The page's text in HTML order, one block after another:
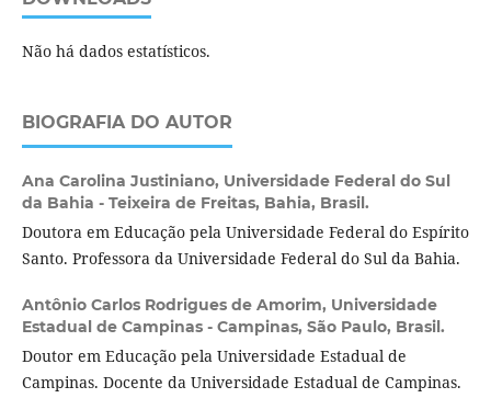
Não há dados estatísticos.
BIOGRAFIA DO AUTOR
Ana Carolina Justiniano, Universidade Federal do Sul
da Bahia - Teixeira de Freitas, Bahia, Brasil.
Doutora em Educação pela Universidade Federal do Espírito
Santo. Professora da Universidade Federal do Sul da Bahia.
Antônio Carlos Rodrigues de Amorim, Universidade
Estadual de Campinas - Campinas, São Paulo, Brasil.
Doutor em Educação pela Universidade Estadual de
Campinas. Docente da Universidade Estadual de Campinas.